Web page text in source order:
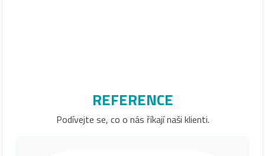
REFERENCE
Podívejte se, co o nás říkají naši klienti.